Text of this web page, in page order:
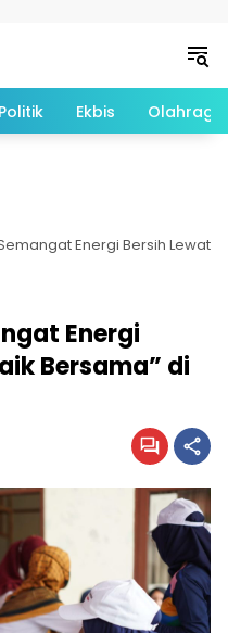
Politik Ekbis Olahraga
Energi Bersih Lewat
Energi
Bersama” di